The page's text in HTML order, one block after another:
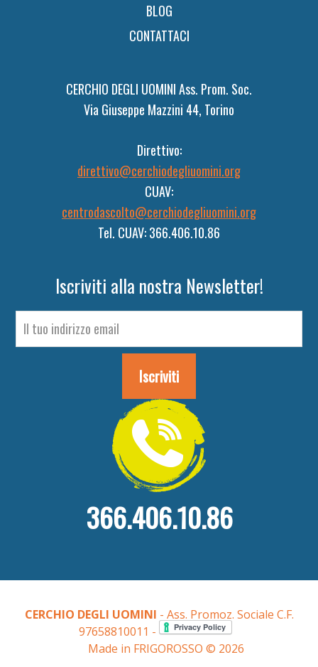
BLOG
CONTATTACI
CERCHIO DEGLI UOMINI Ass. Prom. Soc.
Via Giuseppe Mazzini 44, Torino
Direttivo:
direttivo@cerchiodegliuomini.org
CUAV:
centrodascolto@cerchiodegliuomini.org
Tel. CUAV: 366.406.10.86
Iscriviti alla nostra Newsletter!
366.406.10.86
CERCHIO DEGLI UOMINI - Ass. Promoz. Sociale C.F.
97658810011 -
Made in FRIGOROSSO © 2026